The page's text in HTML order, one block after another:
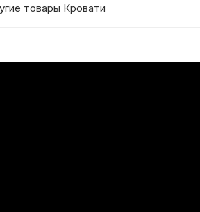
товары Кровати